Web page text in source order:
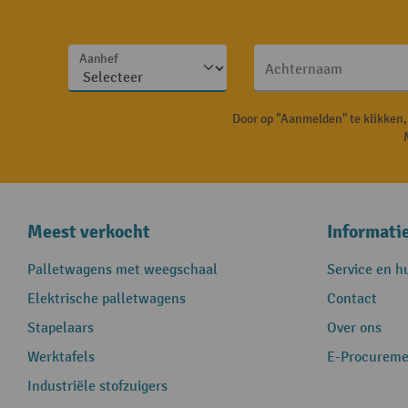
Aanhef
Achternaam
Door op "Aanmelden" te
Meest verkocht
Palletwagens met weegschaal
Elektrische palletwagens
Stapelaars
Werktafels
Industriële stofzuigers
Service en
Contact
Over ons
E-